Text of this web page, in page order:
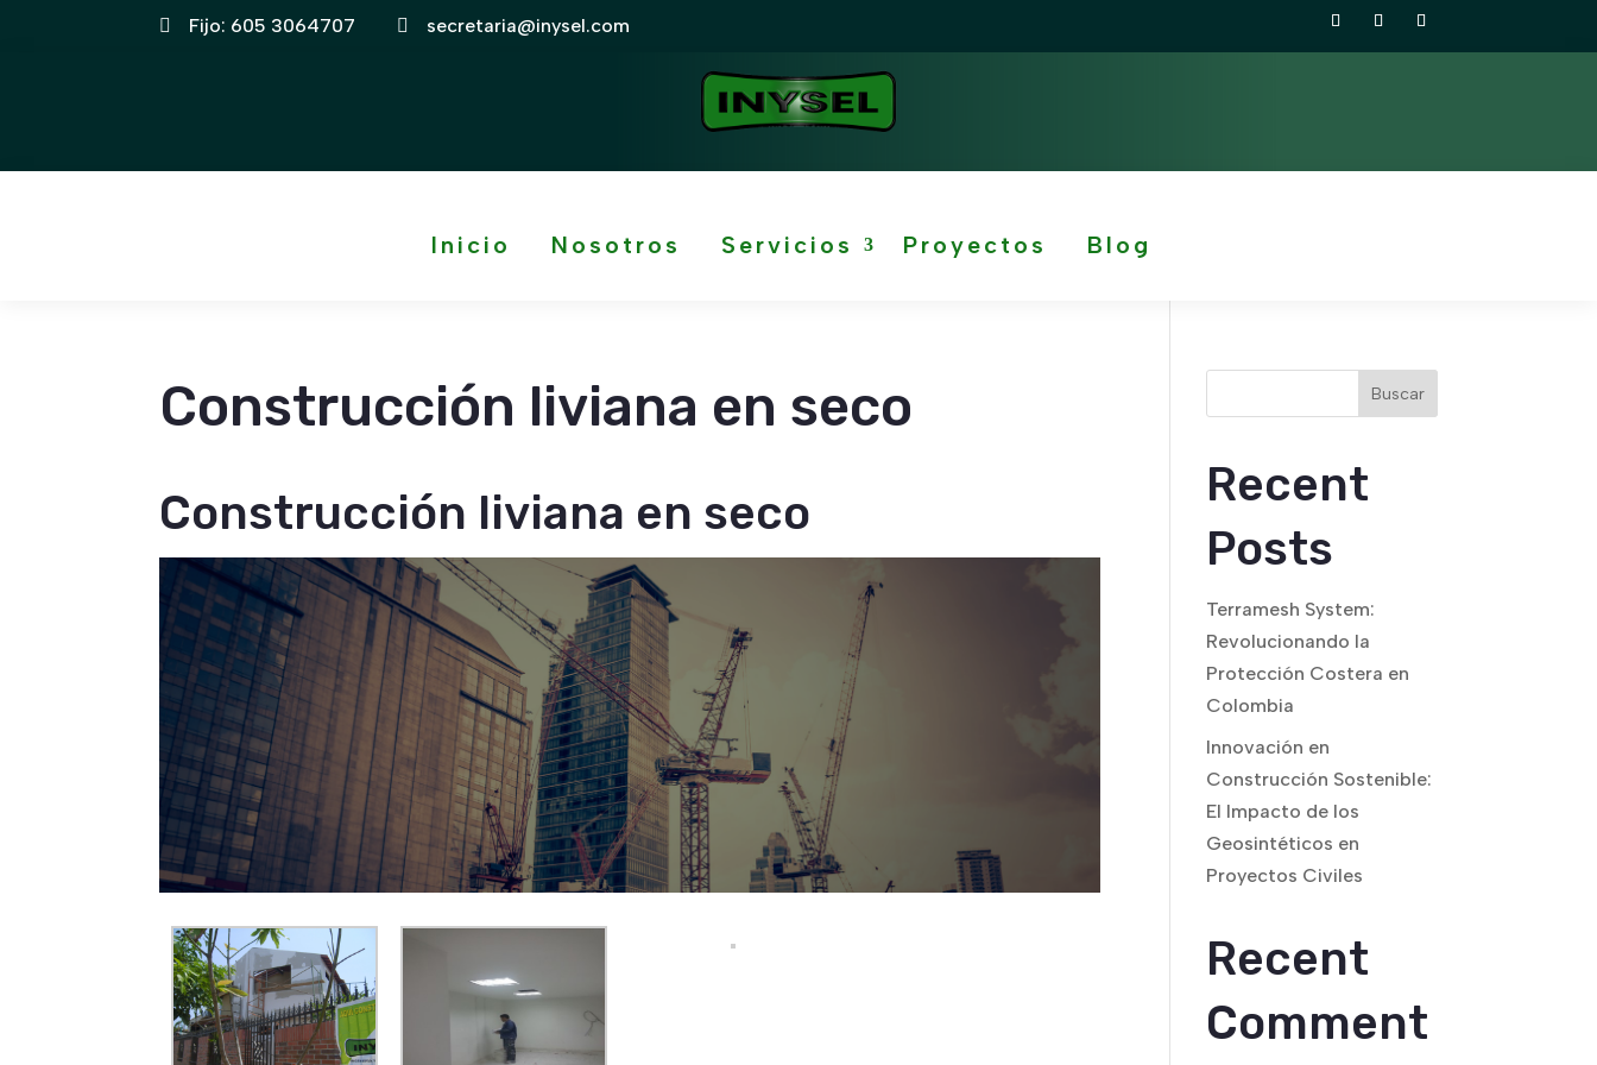
 Fijo: 605 3064707  secretaria@inysel.com
Inicio Nosotros Servicios Proyectos Blog
Construcción liviana en seco
Construcción liviana en seco
Buscar
Recent
Posts
Terramesh System:
Revolucionando la
Protección Costera en
Colombia
Innovación en
Construcción Sostenible:
El Impacto de los
Geosintéticos en
Proyectos Civiles
Recent
Comment